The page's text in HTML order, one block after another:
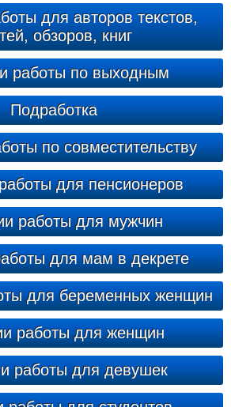
для авторов текстов,
обзоров, книг
работы по выходным
Подработка
по совместительству
для пенсионеров
работы для мужчин
для мам в декрете
для беременных женщин
работы для женщин
работы для девушек